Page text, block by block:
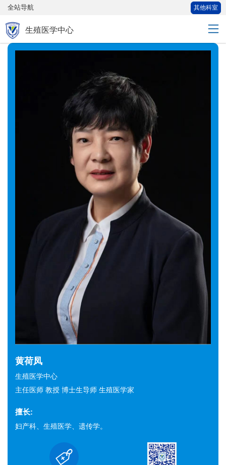
生殖医学中心
全站导航 其他科室
黄荷凤
生殖医学中心
主任医师 教授 博士生导师 生殖医学家
擅长:
妇产科、生殖医学、遗传学。